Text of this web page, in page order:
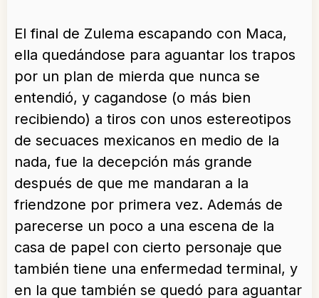
El final de Zulema escapando con Maca,
ella quedándose para aguantar los trapos
por un plan de mierda que nunca se
entendió, y cagandose (o más bien
recibiendo) a tiros con unos estereotipos
de secuaces mexicanos en medio de la
nada, fue la decepción más grande
después de que me mandaran a la
friendzone por primera vez. Además de
parecerse un poco a una escena de la
casa de papel con cierto personaje que
también tiene una enfermedad terminal, y
en la que también se quedó para aguantar